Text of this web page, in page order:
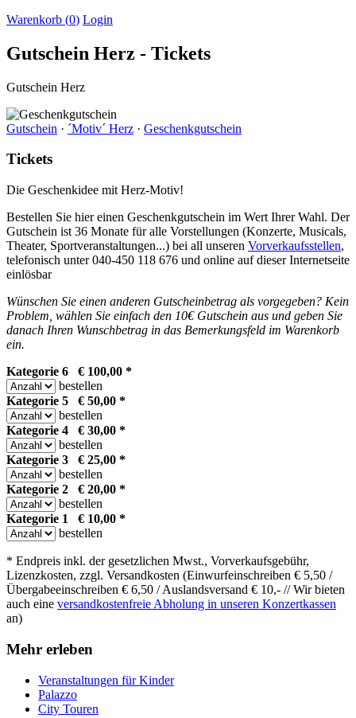
Warenkorb (0) Login
Gutschein Herz - Tickets
Gutschein Herz
Gutschein · ´Motiv´ Herz · Geschenkgutschein
Tickets
Die Geschenkidee mit Herz-Motiv!
Bestellen Sie hier einen Geschenkgutschein im Wert Ihrer Wahl. Der
Gutschein ist 36 Monate für alle Vorstellungen (Konzerte, Musicals,
Theater, Sportveranstaltungen...) bei all unseren Vorverkaufsstellen,
telefonisch unter 040-450 118 676 und online auf dieser Internetseite
einlösbar
Wünschen Sie einen anderen Gutscheinbetrag als vorgegeben? Kein
Problem, wählen Sie einfach den 10€ Gutschein aus und geben Sie
danach Ihren Wunschbetrag in das Bemerkungsfeld im Warenkorb
ein.
Kategorie 6 € 100,00 *
bestellen
Kategorie 5 € 50,00 *
bestellen
Kategorie 4 € 30,00 *
bestellen
Kategorie 3 € 25,00 *
bestellen
Kategorie 2 € 20,00 *
bestellen
Kategorie 1 € 10,00 *
bestellen
* Endpreis inkl. der gesetzlichen Mwst., Vorverkaufsgebühr,
Lizenzkosten, zzgl. Versandkosten (Einwurfeinschreiben € 5,50 /
Übergabeeinschreiben € 6,50 / Auslandsversand € 10,- // Wir bieten
auch eine versandkostenfreie Abholung in unseren Konzertkassen
an)
Mehr erleben
Veranstaltungen für Kinder
Palazzo
City Touren